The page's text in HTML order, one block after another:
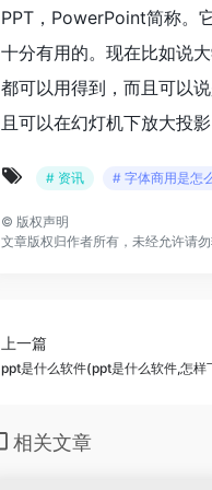
PPT，PowerPoint简称。
十分有用的。现在比如说
都可以用得到，而且可以
且可以在幻灯机下放大投
# 资讯 # 字体商用是怎
© 版权声明
文章版权归作者所有，未经允许请
上一篇
ppt是什么软件(ppt是什么软件,怎样
相关文章